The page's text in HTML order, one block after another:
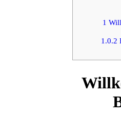
1
1.0.2